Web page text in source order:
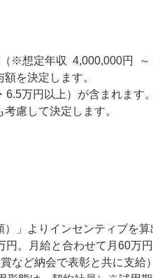
※想定年収 4,000,000円 ～
を決定します。
万円以上）が含まれます
慮して決定します。
」よりインセンティブを算
。月給と合わせて月60万
など納会で表彰と共に支給）